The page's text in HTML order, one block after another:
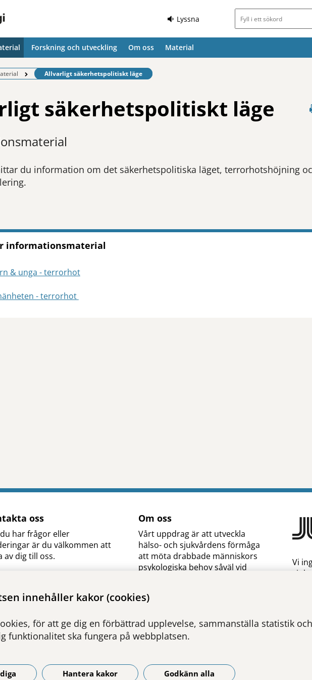
innehåller kakor (cookies)
för att ge dig en förbättrad upplevelse, sammanställa statistik och
funktionalitet ska fungera på webbplatsen.
Hantera kakor Godkänn alla
Lyssna Sökfält
Forskning och utveckling Om oss Material
Befintlig sida:
Allvarligt säkerhetspolitiskt läge
säkerhetspolitiskt läge
du information om det säkerhetspolitiska läget, terrorhotshöjning
informationsmaterial
& unga - terrorhot
- terrorhot
att öppna delningsalternativ.
oss
har frågor eller
är du välkommen att
av dig till oss.
och katastrofpsykologi.
Om oss
Vårt uppdrag är att utveckla
hälso- och sjukvårdens förmåga
att möta drabbade människors
psykologiska behov såväl vid
krissituationer.
Vi
är